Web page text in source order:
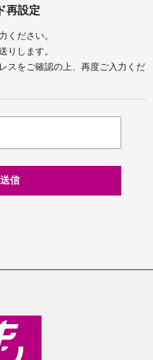
再設定
ください。
りします。
スをご確認の上、再度ご入力くだ
信